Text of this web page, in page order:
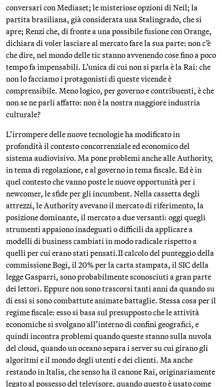
conversari con Mediaset; le misteriose opzioni di Neil; la
partita brasiliana, già considerata una Stalingrado, che si
apre; Renzi che, di fronte a una possibile fusione con Orange,
dichiara di voler lasciare al mercato fare la sua parte: non c’è
che dire, nel mondo delle tic stanno avvenendo cose fino a poco
tempo fa impensabili. L’unica di cui non si parla è la Rai: che
non lo facciamo i protagonisti di queste vicende è
comprensibile. Meno logico, per governo e contribuenti, è che
non se ne parli affatto: non è la nostra maggiore industria
culturale?
L’irrompere delle nuove tecnologie ha modificato in
profondità il contesto concorrenziale ed economico del
sistema audiovisivo. Ma pone problemi anche alle Authority,
in tema di regolazione, e al governo in tema fiscale. Ed è in
quel contesto che vanno poste le nuove opportunità per i
newcomer, le sfide per gli incumbent. Nella cassetta degli
attrezzi, le Authority avevano il mercato di riferimento, la
posizione dominante, il mercato a due versanti: oggi quegli
strumenti appaiono inadeguati o difficili da applicare a
modelli di business cambiati in modo radicale rispetto a
quelli per cui erano stati pensati.II calcolo del punteggio della
commissione Bogi, il 20% per la carta stampata, il SIC della
legge Gasparri, sono probabilmente sconosciuti a gran parte
dei lettori. Eppure non sono trascorsi tanti anni da quando su
di essi si sono combattute animate battaglie. Stessa cosa per il
regime fiscale: esso si basa sul presupposto che le attività
economiche si svolgano all’interno di confini geografici, e
quindi incontra problemi quando queste stanno sulla nuvola
del cloud, quando un oceano separa i server su cui girano gli
algoritmi e il mondo degli utenti e dei clienti. Ma anche
restando in Italia, che senso ha il canone Rai, originariamente
legato al possesso del televisore, quando questo è usato come